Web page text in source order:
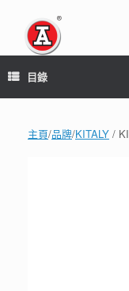
容
目錄
主頁/品牌/KITALY /